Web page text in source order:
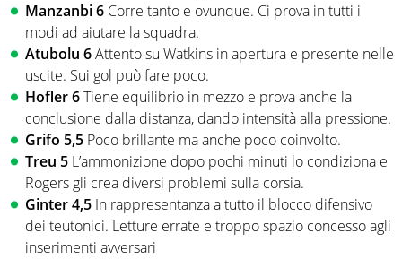
Manzanbi 6 Corre tanto e ovunque. Ci prova in tutti i
modi ad aiutare la squadra.
Atubolu 6Attento su Watkins in apertura e presente nelle
uscite. Sui gol può fare poco.
Hofler 6Tiene equilibrio in mezzo e prova anche la
conclusione dalla distanza, dando intensità alla pressione.
Grifo 5,5 Poco brillante ma anche poco coinvolto.
Treu 5 L’ammonizione dopo pochi minuti lo condiziona e
Rogers gli crea diversi problemi sulla corsia.
Ginter 4,5 In rappresentanza a tutto il blocco difensivo
dei teutonici. Letture errate e troppo spazio concesso agli
inserimenti avversari